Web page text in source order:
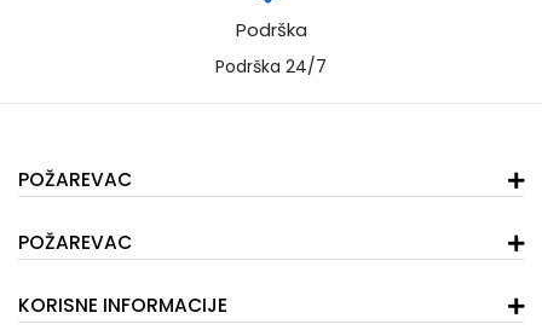
Podrška
Podrška 24/7
POŽAREVAC
POŽAREVAC
KORISNE INFORMACIJE